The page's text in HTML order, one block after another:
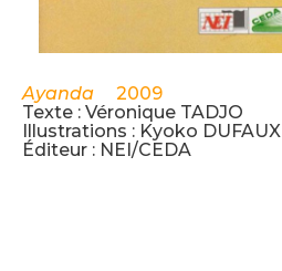
Ayanda 2009
Texte : Véronique TADJO
Illustrations : Kyoko DUFAUX
Éditeur : NEI/CEDA